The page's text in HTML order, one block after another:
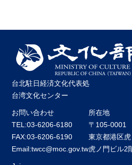
台北駐日経済文化代表処
台湾文化センター
お問い合わせ
TEL:03-6206-6180
FAX:03-6206-6190
Email:twcc@moc.gov.tw
所在地
〒105-0001
東京都港区
虎ノ門ビル2